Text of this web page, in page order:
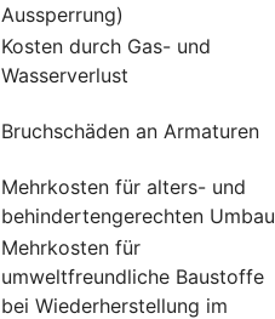
Aussperrung)
Kosten durch Gas- und
Wasserverlust
Bruchschäden an Armaturen
Mehrkosten für alters- und
behindertengerechten Umbau
Mehrkosten für
umweltfreundliche Baustoffe
bei Wiederherstellung im